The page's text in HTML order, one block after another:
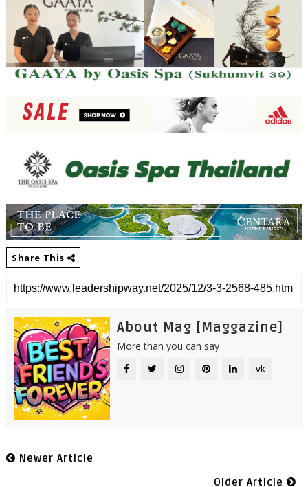
Share This
About Mag [Maggazine]
More than you can say
vk
Newer Article
Older Article